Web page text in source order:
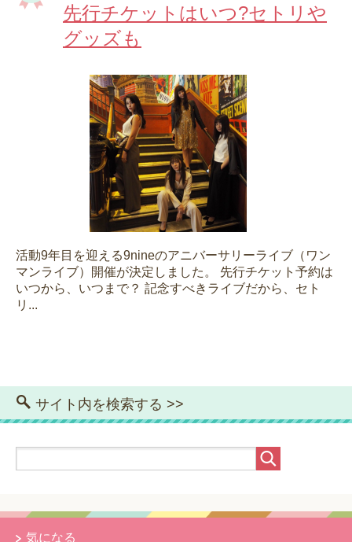
先行チケットはいつ?セトリや
グッズも
活動9年目を迎える9nineのアニバーサリーライブ（ワン
マンライブ）開催が決定しました。 先行チケット予約は
いつから、いつまで？ 記念すべきライブだから、セト
リ...
サイト内を検索する >>
気になる